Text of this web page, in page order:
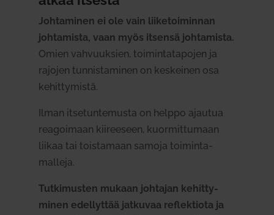
Joh­ta­minen ei ole vain lii­ke­toi­minnan
joh­ta­mista, vaan myös itsensä joh­ta­mista.
Omien vah­vuuksien, toi­min­ta­ta­pojen ja
rajojen tun­nis­ta­minen on kes­keinen osa
kehit­ty­mistä.
Ilman itse­tun­te­musta on helppo ajautua
rea­goimaan kii­reeseen, kuor­mit­tumaan
liikaa tai tois­tamaan samoja toi­min­ta­
malleja.
Tut­ki­musten mukaan joh­tajan kehit­ty­
minen edel­lyttää jat­kuvaa reflek­tiota ja